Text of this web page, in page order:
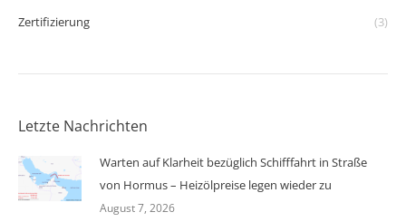
Zertifizierung
(3)
Letzte Nachrichten
Warten auf Klarheit bezüglich Schifffahrt in Straße
von Hormus – Heizölpreise legen wieder zu
August 7, 2026